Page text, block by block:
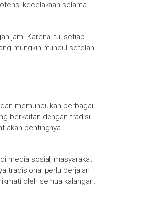
kecelakaan selama
jam. Karena itu, setiap
mungkin muncul setelah
memunculkan berbagai
berkaitan dengan tradisi
akan pentingnya
media sosial, masyarakat
tradisional perlu berjalan
oleh semua kalangan.